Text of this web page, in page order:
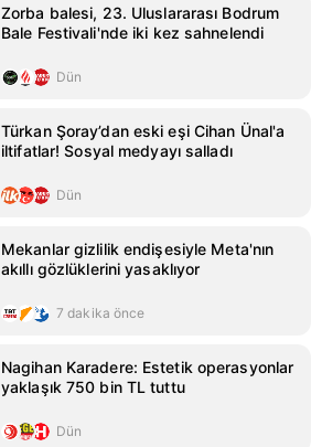
Zorba balesi, 23. Uluslararası Bodrum
Bale Festivali'nde iki kez sahnelendi
Dün
Türkan Şoray’dan eski eşi Cihan Ünal'a
iltifatlar! Sosyal medyayı salladı
Dün
Mekanlar gizlilik endişesiyle Meta'nın
akıllı gözlüklerini yasaklıyor
7 dakika önce
Nagihan Karadere: Estetik operasyonlar
yaklaşık 750 bin TL tuttu
Dün